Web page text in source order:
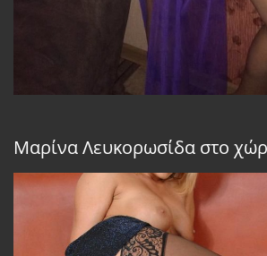
Μαρίνα Λευκορωσίδα στο